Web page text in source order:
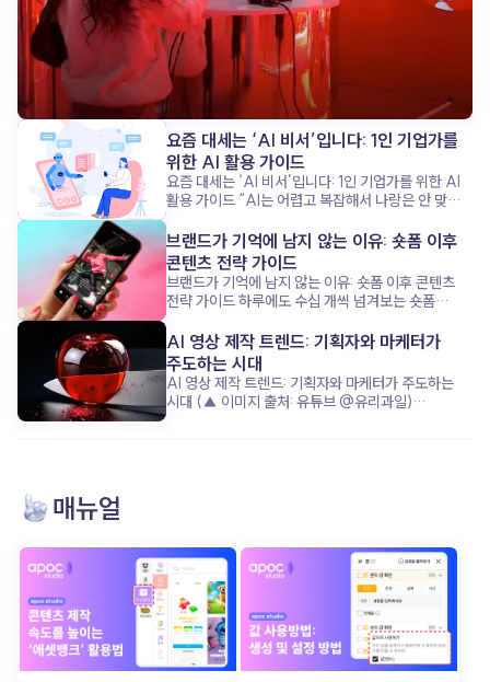
요즘 대세는 ‘AI 비서’입니다: 1인 기업가를
위한 AI 활용 가이드
요즘 대세는 ‘AI 비서’입니다: 1인 기업가를 위한 AI
활용 가이드 “AI는 어렵고 복잡해서 나랑은 안 맞아!”
기업가들은 복잡하고 무거운 AI 대신, 쉽고 친근한
‘AI 비서’ 에 훨씬 더 열광하고 있거든요. 단순한 업무
처리부터 마케팅 기획까지, 어떻게 AI가 혼자 모든 걸
하는 1인 기업가의 시간을 구해주고, 성장을 돕는지
지금부터 함께 살펴볼까요? “복잡하지 않아도
괜찮아”: AI 비서가 주목받는 이유 (▲ 이미지 출처:
클립아트코리아) 최근 1인 기업가들은 완벽한 AI
기술보다, 누구나 쉽게 쓰고 바로 도움 되는 ‘친근함’
을 더 원합니다. 복잡한 설정 없이 ‘내 비서’처럼 소통
하며, 업무 효율을 높여주는 AI가 핵심 매력
비서 덕분에 브랜드보다 ‘업무 효율’ 과 ‘고객 응대’
에서 한 단계 업그레이드되는 경험을 했습니다. AI
비서는 단순한 도구를 넘어, ‘나만의 비서’로서
친근하게 소통하며 팬(고객)과 연결고리를 만듭니다.
업무의 무게를 덜고, 브랜드가 아닌 ‘나’에게 집중할
수 있게 하는 거죠. 이제 AI 비서는 1인 기업가의
성공을 견인하는 핵심 파트너 입니다. AI는 도구가
브랜드가 기억에 남지 않는 이유: 숏폼 이후
콘텐츠 전략 가이드
브랜드가 기억에 남지 않는 이유: 숏폼 이후 콘텐츠
전략 가이드 하루에도 수십 개씩 넘겨보는 숏폼
남았을까요? 요즘은 ‘조회수’보다 ‘기억률’이 더
중요한 시대입니다. 고객의 머리에 남는 콘텐츠를
만들기 위해, 단순한 시선 끌기를 넘어서는 전략이
필요하죠. 이제 브랜드가 준비해야 할 건, 숏폼 이후
고객을 이끌 ‘다음 스텝’ 입니다. 그 전략의 핵심, 함께
눈길을 사로잡는 데는 탁월한 수단이에요. 감각적인
편집, 유행하는 음악, 짧고 강렬한 장면 전환. ‘발견의
순간’ 을 만들어내는 데 이만한 도구가 없죠. 그런데
문제는 그 이후입니다. 너무 많은 콘텐츠가 지나가는
만큼, 대부분은 금방 잊히고 맙니다. 기억되지 않는
브랜드는 결국 ‘한 번 스친 이름’ 그 이상이 되기
어렵죠. 지금 우리는 ‘조회수’는 넘치지만, ‘브랜드
애착’은 부족한 콘텐츠 시대 를 살고 있어요. 숏폼으로
AI 영상 제작 트렌드: 기획자와 마케터가
주도하는 시대
AI 영상 제작 트렌드: 기획자와 마케터가 주도하는
시대 (▲ 이미지 출처: 유튜브 @유리과일)
빠른 실행력 이 성공을 결정짓습니다. 영상 제작의
진입장벽이 무너진 지금, AI 영상 기술 을 통해
콘텐츠 경쟁에서 어떻게 앞서갈 수 있을까요? 그
구체적인 전략을 함께 알아보겠습니다. 더 이상
기술이 콘텐츠를 주도하지 않는다 (▲ 이미지 출처:
틱톡 @ai_mong) 과거에는 영상 한 편을
제작하려면 촬영 장비부터 스튜디오 대여, 전문 편집
매뉴얼